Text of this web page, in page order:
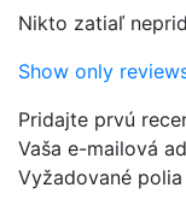
Nikto zatiaľ
Show only
Pridajte prvú
Vaša e-mailová
Vyžadované